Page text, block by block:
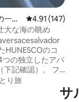
一軒
レビュー147件
4.91 (147)
大な海の眺め
HUNESCOのコ
つの独立したアパ
下記確認）。 フ
オフィスに最
り旅
サ